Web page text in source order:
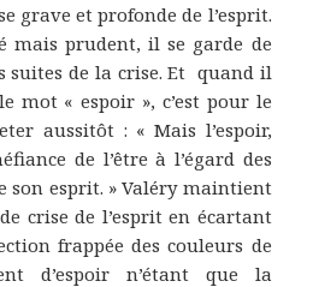
grave et profonde de l’esprit.
mais prudent, il se garde de
suites de la crise. Et quand il
mot « espoir », c’est pour le
aussitôt : « Mais l’espoir,
de l’être à l’égard des
son esprit. » Valéry maintient
crise de l’esprit en écartant
frappée des couleurs de
d’espoir n’étant que la